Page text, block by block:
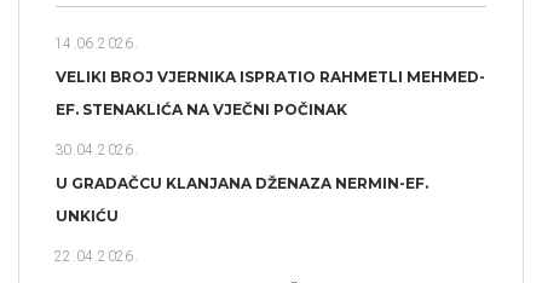
14.06.2026.
VELIKI BROJ VJERNIKA ISPRATIO RAHMETLI MEHMED-
EF. STENAKLIĆA NA VJEČNI POČINAK
30.04.2026.
U GRADAČCU KLANJANA DŽENAZA NERMIN-EF.
UNKIĆU
22.04.2026.